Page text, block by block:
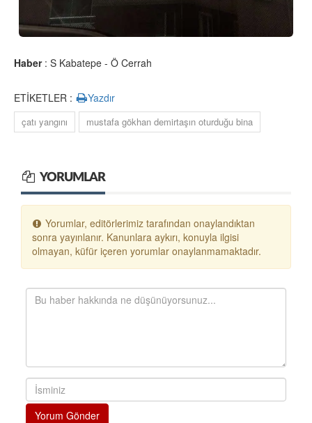
Haber: S Kabatepe - Ö Cerrah
ETİKETLER : Yazdır
çatı yangını mustafa gökhan demirtaşın oturduğu bina
YORUMLAR
Yorumlar, editörlerimiz tarafından onaylandıktan
sonra yayınlanır. Kanunlara aykırı, konuyla ilgisi
olmayan, küfür içeren yorumlar onaylanmamaktadır.
Yorum Gönder